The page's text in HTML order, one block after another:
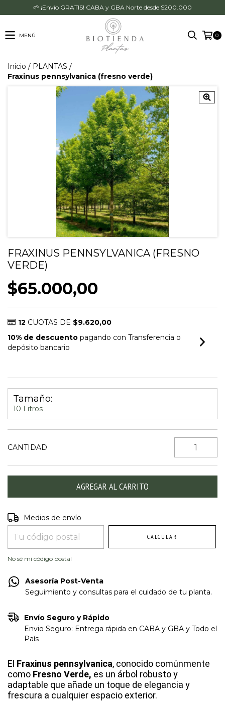
🌱 ¡Envío GRATIS! CABA y GBA Norte desde $200.000
MENÚ 0
Inicio / PLANTAS /
Fraxinus pennsylvanica (fresno verde)
FRAXINUS PENNSYLVANICA (FRESNO
VERDE)
$65.000,00
12 CUOTAS DE $9.620,00
10% de descuento pagando con Transferencia o
depósito bancario
Tamaño:
10 Litros
CANTIDAD
Entregas para el CP:
Medios de envío
CALCULAR
No sé mi código postal
Asesoría Post-Venta
Seguimiento y consultas para el cuidado de tu planta.
Envío Seguro y Rápido
Envio Seguro: Entrega rápida en CABA y GBA y Todo el
País
El Fraxinus pennsylvanica, conocido comúnmente
como Fresno Verde, es un árbol robusto y
adaptable que añade un toque de elegancia y
frescura a cualquier espacio exterior.